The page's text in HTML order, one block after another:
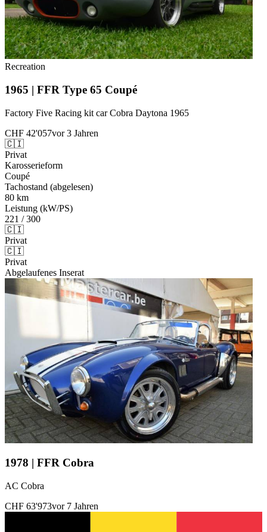
Recreation
1965 | FFR Type 65 Coupé
Factory Five Racing kit car Cobra Daytona 1965
CHF 42'057vor 3 Jahren
🇨🇮
Privat
Karosserieform
Coupé
Tachostand (abgelesen)
80 km
Leistung (kW/PS)
221 / 300
🇨🇮
Privat
🇨🇮
Privat
Abgelaufenes Inserat
1978 | FFR Cobra
AC Cobra
CHF 63'973vor 7 Jahren